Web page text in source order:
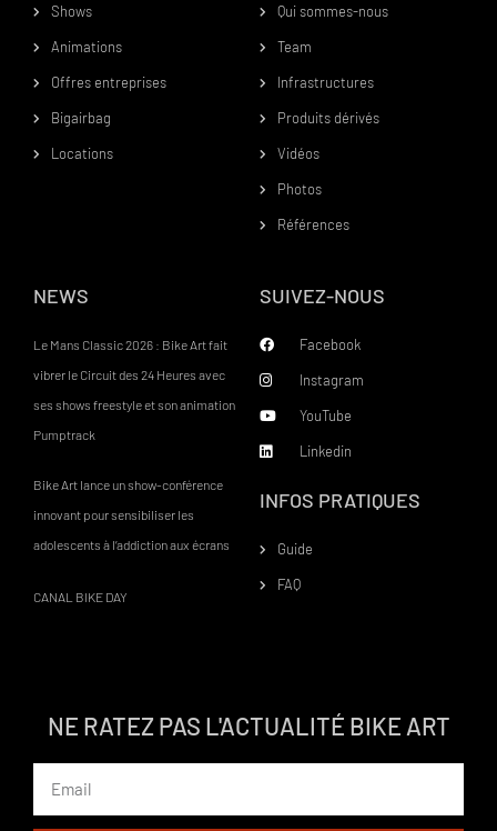
Shows
Animations
Offres entreprises
Bigairbag
Locations
Qui sommes-nous
Team
Infrastructures
Produits dérivés
Vidéos
Photos
Références
NEWS
Le Mans Classic 2026 : Bike Art fait
vibrer le Circuit des 24 Heures avec
ses shows freestyle et son animation
Pumptrack
Bike Art lance un show-conférence
innovant pour sensibiliser les
adolescents à l’addiction aux écrans
CANAL BIKE DAY
SUIVEZ-NOUS
Facebook
Instagram
YouTube
Linkedin
INFOS PRATIQUES
Guide
FAQ
NE RATEZ PAS L'ACTUALITÉ BIKE ART